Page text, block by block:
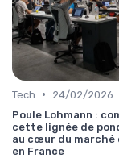
Tech •
24/02/2026
Poule Lohmann :
cette lignée de
au cœur du
en France